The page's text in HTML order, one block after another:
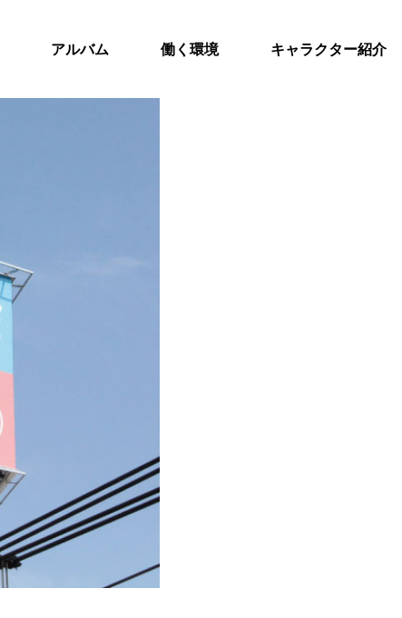
アルバム 働く環境 キャラクター紹介